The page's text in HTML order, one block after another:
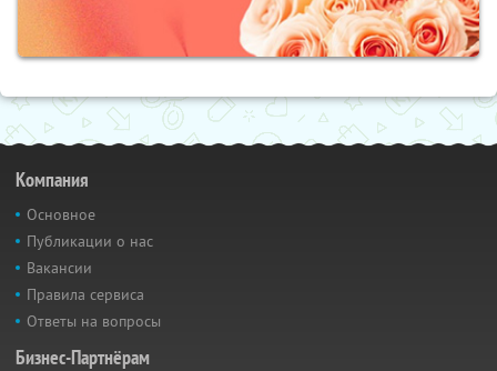
Компания
Основное
Публикации о нас
Вакансии
Правила сервиса
Ответы на вопросы
Бизнес-Партнёрам